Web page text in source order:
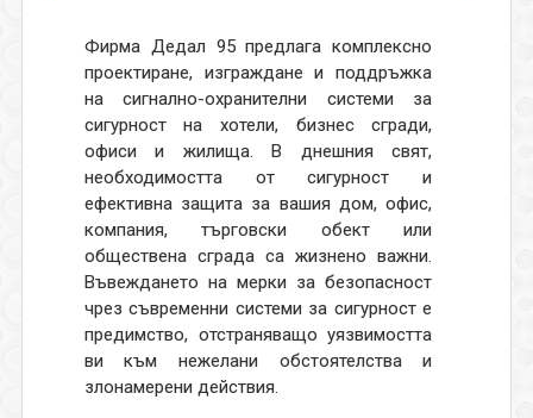
Фирма Дедал 95 предлага комплексно
проектиране, изграждане и поддръжка
на сигнално-охранителни системи за
сигурност на хотели, бизнес сгради,
офиси и жилища. В днешния свят,
необходимостта от сигурност и
ефективна защита за вашия дом, офис,
компания, търговски обект или
обществена сграда са жизнено важни.
Въвеждането на мерки за безопасност
чрез съвременни системи за сигурност е
предимство, отстраняващо уязвимостта
ви към нежелани обстоятелства и
злонамерени действия.